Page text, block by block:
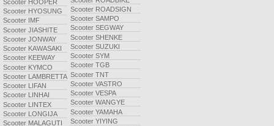
Scooter HOOPER
Scooter HYOSUNG
Scooter IMF
Scooter JIASHITE
Scooter JONWAY
Scooter KAWASAKI
Scooter KEEWAY
Scooter KYMCO
Scooter LAMBRETTA
Scooter LIFAN
Scooter LINHAI
Scooter LINTEX
Scooter LONGIJA
Scooter MALAGUTI
Scooter ROADSIGN
Scooter SAMPO
Scooter SEGWAY
Scooter SHENKE
Scooter SUZUKI
Scooter SYM
Scooter TGB
Scooter TNT
Scooter VASTRO
Scooter VESPA
Scooter WANGYE
Scooter YAMAHA
Scooter YIYING